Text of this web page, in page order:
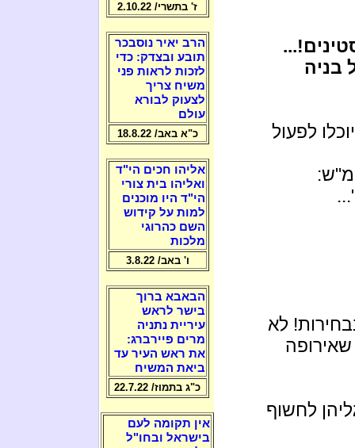
בניה
לפעול
לא
לחשוף
ז' בתשרי/ 2.10.22
הרב יאיר נוסבכר
תובע ובצדק: כדי
לזכות לראות פני
משיח צריך
לצעוק לבורא
עולם
כ"א באב/ 18.8.22
אליהו חכים הי"ד
ואליהו בית צורי
הי"ד היו מוכנים
למות על קידוש
השם כהרוגי
מלכות
ו' באב/ 3.8.22
הבאבא ברוך
בישר לראש
עיריית נתניה
מרים פיירברג:
את ראש העיר עד
ביאת המשיח
כ"ג בתמוז/ 22.7.22
אין תקומה לעם
בישראל ובחו"ל